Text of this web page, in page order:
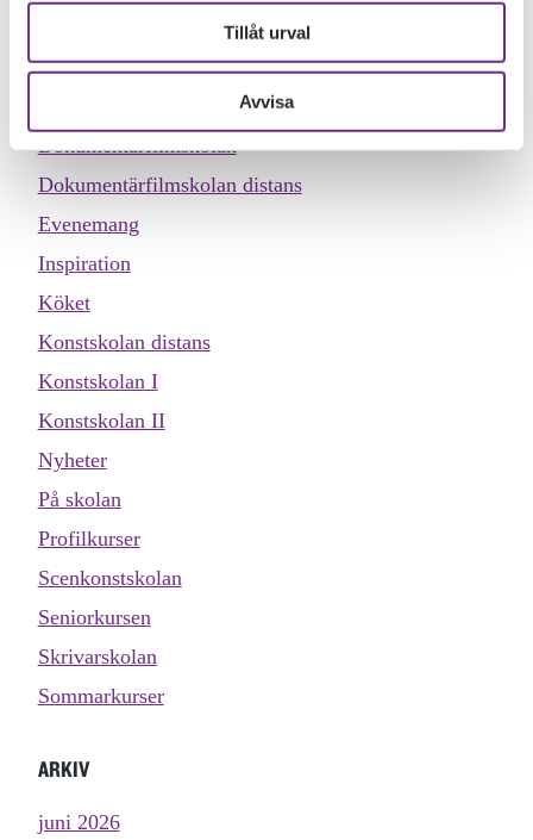
Tillåt urval
Avvisa
Allmän kurs
Dokumentärfilmskolan
Dokumentärfilmskolan distans
Evenemang
Inspiration
Köket
Konstskolan distans
Konstskolan I
Konstskolan II
Nyheter
På skolan
Profilkurser
Scenkonstskolan
Seniorkursen
Skrivarskolan
Sommarkurser
ARKIV
juni 2026